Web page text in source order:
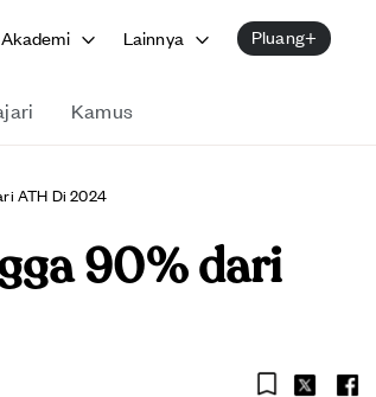
Akademi Lainnya Pluang+
Kamus
ATH Di 2024
90% dari